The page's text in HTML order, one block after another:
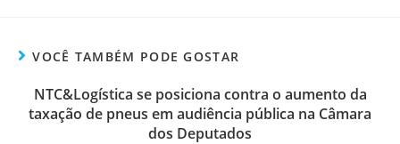
VOCÊ TAMBÉM PODE GOSTAR
NTC&Logística se posiciona contra o aumento da
taxação de pneus em audiência pública na Câmara
dos Deputados